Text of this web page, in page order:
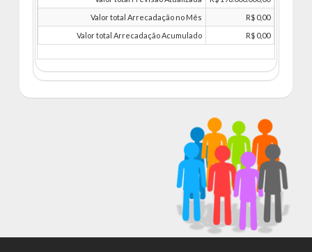
Valor total Arrecadação no Mês
R$ 0,00
Valor total Arrecadação Acumulado
R$ 0,00